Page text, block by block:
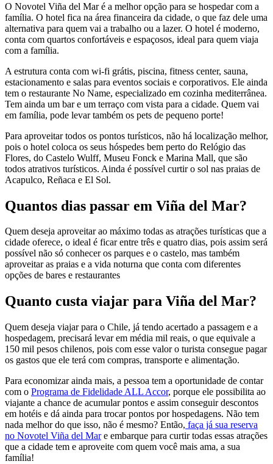
O Novotel Viña del Maré a melhor opção para se hospedar com a
família. O hotel fica na área financeira da cidade, o que faz dele uma
alternativa para quem vai a trabalho ou a lazer. O hotel é moderno,
conta com quartos confortáveis e espaçosos, ideal para quem viaja
com a família.
A estrutura conta com wi-fi grátis, piscina, fitness center, sauna,
estacionamento e salas para eventos sociais e corporativos. Ele ainda
tem o restaurante No Name, especializado em cozinha mediterrânea.
Tem ainda um bar e um terraço com vista para a cidade. Quem vai
em família, pode levar também os pets de pequeno porte!
Para aproveitar todos os pontos turísticos, não há localização melhor,
pois o hotel coloca os seus hóspedes bem perto do Relógio das
Flores, do Castelo Wulff, Museu Fonck e Marina Mall, que são
todos atrativos turísticos. Ainda é possível curtir o sol nas praias de
Acapulco, Reñaca e El Sol.
Quantos dias passar em Viña del Mar?
Quem deseja aproveitar ao máximo todas as atrações turísticas que a
cidade oferece, o ideal é ficar entre três e quatro dias, pois assim será
possível não só conhecer os parques e o castelo, mas também
aproveitar as praias e a vida noturna que conta com diferentes
opções de bares e restaurantes
Quanto custa viajar para Viña del Mar?
Quem deseja viajar para o Chile, já tendo acertado a passagem e a
hospedagem, precisará levar em média mil reais, o que equivale a
150 mil pesos chilenos, pois com esse valor o turista consegue pagar
os gastos que ele terá com compras, transporte e alimentação.
Para economizar ainda mais, a pessoa tem a oportunidade de contar
com o Programa de Fidelidade ALL Accor, porque ele possibilita ao
viajante a chance de acumular pontos e assim conseguir descontos
em hotéis e dá ainda para trocar pontos por hospedagens. Não tem
nada melhor do que isso, não é mesmo? Então, faça já sua reserva
no Novotel Viña del Mare embarque para curtir todas essas atrações
que a cidade tem e aproveite com quem você mais ama, a sua
família!